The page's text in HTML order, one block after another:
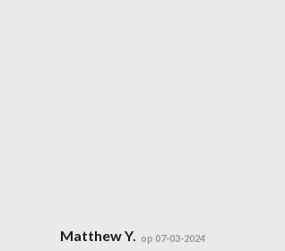
Matthew Y. op 07-03-2024